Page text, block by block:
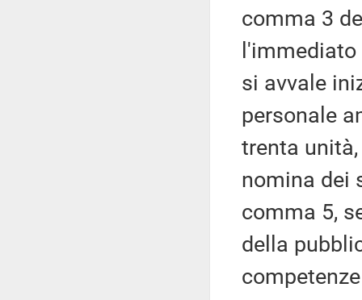
comma 3
si avvale
personale
trenta
nomina dei
comma 5,
della